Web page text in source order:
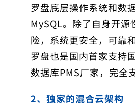
罗盘底层操作系统和数
MySQL。除了自身开源
险，系统更安全，可靠
罗盘也是国内首家支持
数据库PMS厂家，完全
2、独家的混合云架构